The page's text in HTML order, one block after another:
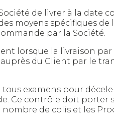
de livrer à la date
moyens spécifiques
par la Société.
lorsque la livraison
du Client par le
examens pour
Ce contrôle doit porter
de colis et les